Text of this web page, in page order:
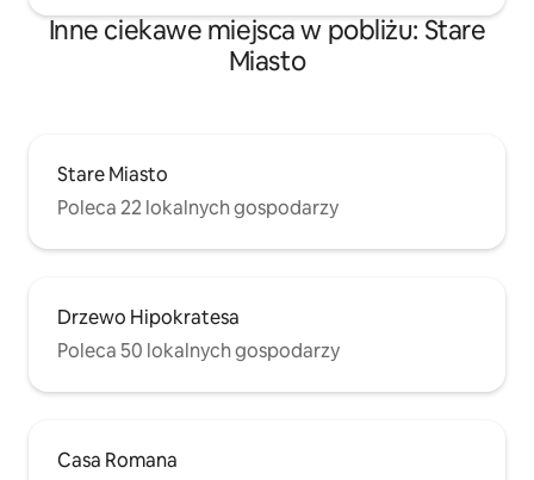
Inne ciekawe miejsca w pobliżu: Stare
Miasto
Stare Miasto
Poleca 22 lokalnych gospodarzy
Drzewo Hipokratesa
Poleca 50 lokalnych gospodarzy
Casa Romana